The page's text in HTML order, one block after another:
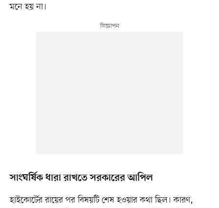
মনে হয় না।
সাংঘর্ষিক ধারা রাখতে সরকারের আপিল
হাইকোর্টের রায়ের পর বিষয়টি শেষ হওয়ার কথা ছিল। কারণ,